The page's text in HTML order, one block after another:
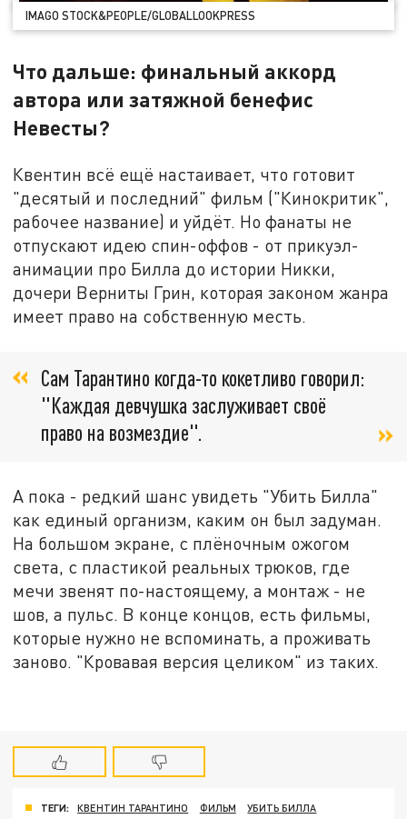
IMAGO STOCK&PEOPLE/GLOBALLOOKPRESS
Что дальше: финальный аккорд
автора или затяжной бенефис
Невесты?
Квентин всё ещё настаивает, что готовит
"десятый и последний" фильм ("Кинокритик",
рабочее название) и уйдёт. Но фанаты не
отпускают идею спин-оффов - от прикуэл-
анимации про Билла до истории Никки,
дочери Верниты Грин, которая законом жанра
имеет право на собственную месть.
Сам Тарантино когда-то кокетливо говорил:
"Каждая девчушка заслуживает своё
право на возмездие".
А пока - редкий шанс увидеть "Убить Билла"
как единый организм, каким он был задуман.
На большом экране, с плёночным ожогом
света, с пластикой реальных трюков, где
мечи звенят по-настоящему, а монтаж - не
шов, а пульс. В конце концов, есть фильмы,
которые нужно не вспоминать, а проживать
заново. "Кровавая версия целиком" из таких.
ТЕГИ: КВЕНТИН ТАРАНТИНО ФИЛЬМ УБИТЬ БИЛЛА